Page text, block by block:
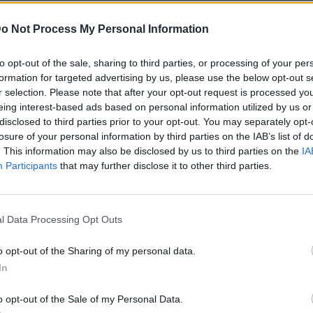
Not Process My Personal Information
opt-out of the sale, sharing to third parties, or processing of your
for targeted advertising by us, please use the below opt-out
selection. Please note that after your opt-out request is processed
interest-based ads based on personal information utilized by us
to third parties prior to your opt-out. You may separately
of your personal information by third parties on the IAB’s list of
This information may also be disclosed by us to third parties on the
Participants that may further disclose it to other third parties.
Data Processing Opt Outs
opt-out of the Sharing of my personal data.
opt-out of the Sale of my Personal Data.
υποστηρίζεται, να κάνει λίγο υπομονή.
στο σαλόνι του πλοίου. Ένας από τους
καθώς ήταν κλειστός χώρος και ο
τον αστυνομικό στο πρόσωπο και του